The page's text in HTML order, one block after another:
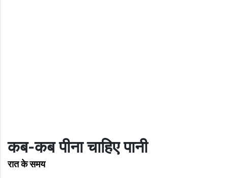
कब-कब पीना चाहिए पानी
रात के समय